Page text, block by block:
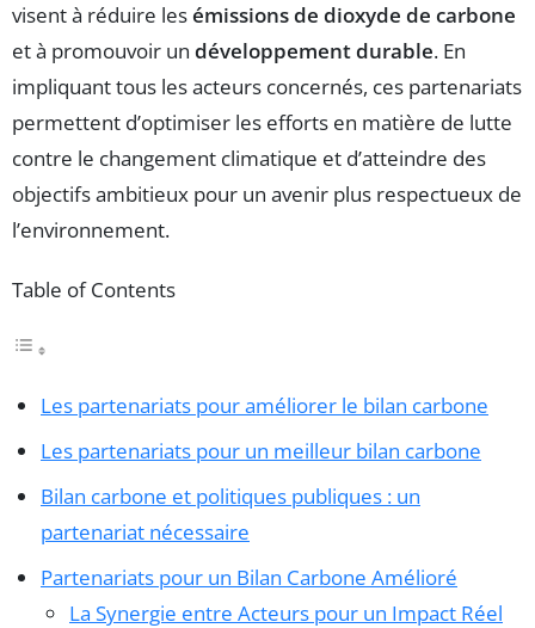
visent à réduire lesémissions de dioxyde de carbone
et à promouvoir un développement durable. En
impliquant tous les acteurs concernés, ces partenariats
permettent d’optimiser les efforts en matière de lutte
contre le changement climatique et d’atteindre des
objectifs ambitieux pour un avenir plus respectueux de
l’environnement.
Table of Contents
Les partenariats pour améliorer le bilan carbone
Les partenariats pour un meilleur bilan carbone
Bilan carbone et politiques publiques : un
partenariat nécessaire
Partenariats pour un Bilan Carbone Amélioré
La Synergie entre Acteurs pour un Impact Réel